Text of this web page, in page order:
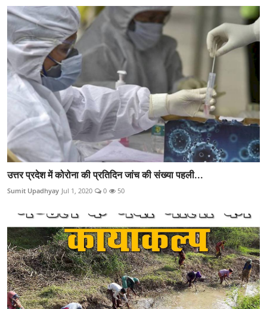
उत्तर प्रदेश में कोरोना की प्रतिदिन जांच की संख्या पहली...
Sumit Upadhyay Jul 1, 2020 0 50